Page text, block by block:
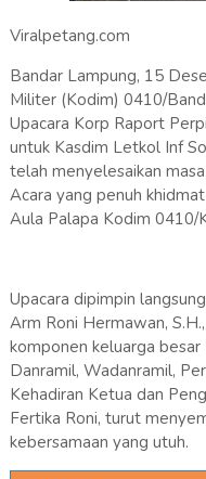
Viralpetang.com
Bandar Lampung, 15
Militer (Kodim) 0410/
Upacara Korp Raport
untuk Kasdim Letkol Inf
telah menyelesaikan
Acara yang penuh
Aula Palapa Kodim 0410/
Upacara dipimpin
Arm Roni Hermawan,
komponen keluarga
Danramil, Wadanramil,
Kehadiran Ketua dan
Fertika Roni, turut
kebersamaan yang utuh.